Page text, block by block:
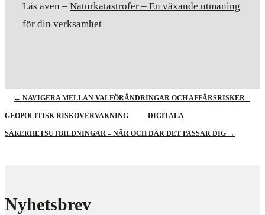
Läs även – Naturkatastrofer – En växande utmaning
för din verksamhet
← NAVIGERA MELLAN VALFÖRÄNDRINGAR OCH AFFÄRSRISKER –
GEOPOLITISK RISKÖVERVAKNING DIGITALA
SÄKERHETSUTBILDNINGAR – NÄR OCH DÄR DET PASSAR DIG →
Nyhetsbrev